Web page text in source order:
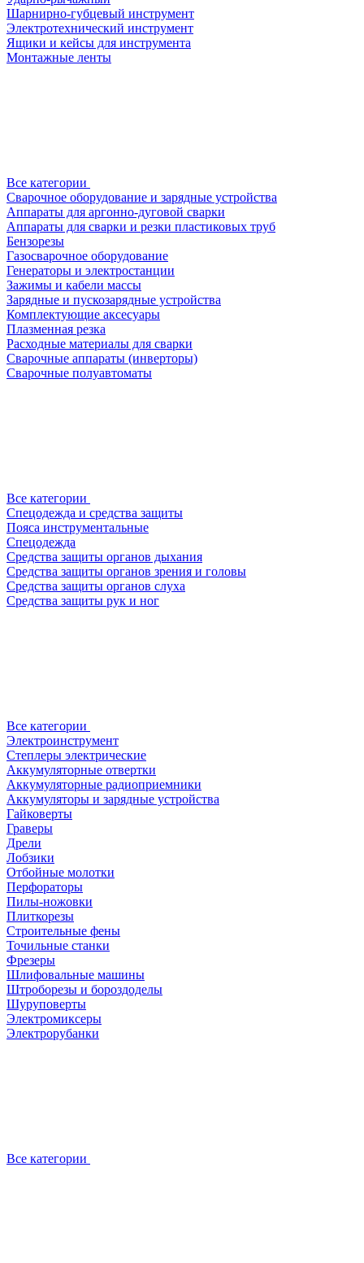
Шарнирно-губцевый инструмент
Электротехнический инструмент
Ящики и кейсы для инструмента
Монтажные ленты
Все категории
Сварочное оборудование и зарядные устройства
Аппараты для аргонно-дуговой сварки
Аппараты для сварки и резки пластиковых труб
Бензорезы
Газосварочное оборудование
Генераторы и электростанции
Зажимы и кабели массы
Зарядные и пускозарядные устройства
Комплектующие аксесуары
Плазменная резка
Расходные материалы для сварки
Сварочные аппараты (инверторы)
Сварочные полуавтоматы
Все категории
Спецодежда и средства защиты
Пояса инструментальные
Спецодежда
Средства защиты органов дыхания
Средства защиты органов зрения и головы
Средства защиты органов слуха
Средства защиты рук и ног
Все категории
Электроинструмент
Степлеры электрические
Аккумуляторные отвертки
Аккумуляторные радиоприемники
Аккумуляторы и зарядные устройства
Гайковерты
Граверы
Дрели
Лобзики
Отбойные молотки
Перфораторы
Пилы-ножовки
Плиткорезы
Строительные фены
Точильные станки
Фрезеры
Шлифовальные машины
Штроборезы и бороздоделы
Шуруповерты
Электромиксеры
Электрорубанки
Все категории